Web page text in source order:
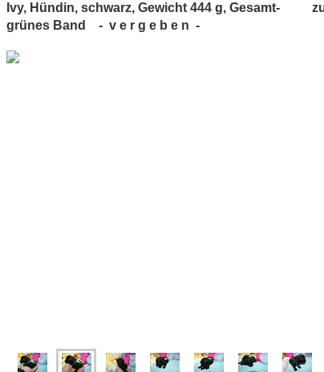
Ivy, Hündin, schwarz, Gewicht 444 g, Gesamt-
grünes Band - v e r g e b e n -